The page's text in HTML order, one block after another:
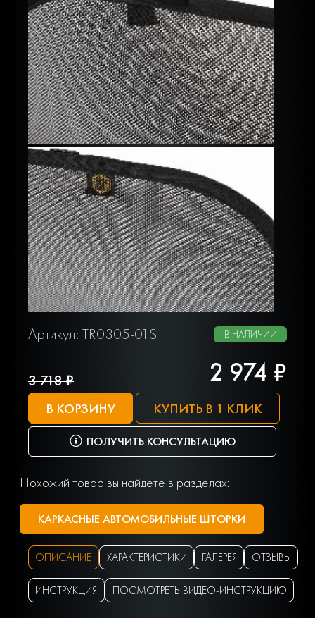
Артикул: TR0305-01S В НАЛИЧИИ
3 718 ₽ 2 974 ₽
В КОРЗИНУ КУПИТЬ В 1 КЛИК
ПОЛУЧИТЬ КОНСУЛЬТАЦИЮ
Похожий товар вы найдете в разделах:
КАРКАСНЫЕ АВТОМОБИЛЬНЫЕ ШТОРКИ
ОПИСАНИЕ ХАРАКТЕРИСТИКИ ГАЛЕРЕЯ ОТЗЫВЫ
ИНСТРУКЦИЯ ПОСМОТРЕТЬ ВИДЕО-ИНСТРУКЦИЮ